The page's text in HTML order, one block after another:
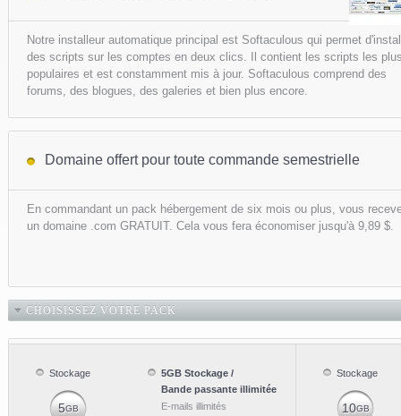
Notre installeur automatique principal est Softaculous qui permet
des scripts sur les comptes en deux clics. Il contient les scripts les
populaires et est constamment mis à jour. Softaculous comprend des
forums, des blogues, des galeries et bien plus encore.
Domaine offert pour toute commande semestrielle
En commandant un pack hébergement de six mois ou plus, vous
un domaine .com GRATUIT. Cela vous fera économiser jusqu'à 9,89 $.
CHOISISSEZ VOTRE PACK
Stockage
5GB
5GB Stockage /
Bande passante illimitée
E-mails illimités
Stockage
10GB